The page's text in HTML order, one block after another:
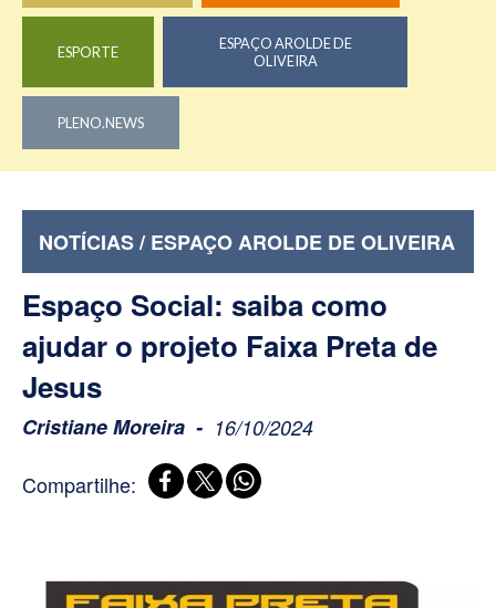
ESPORTE
ESPAÇO AROLDE DE
OLIVEIRA
PLENO.NEWS
NOTÍCIAS / ESPAÇO AROLDE DE OLIVEIRA
Espaço Social: saiba como
ajudar o projeto Faixa Preta de
Jesus
Cristiane Moreira 16/10/2024
Compartilhe: